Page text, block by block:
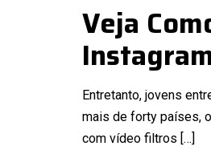
Veja
Entretanto, jovens
mais de forty países,
com vídeo filtros […]